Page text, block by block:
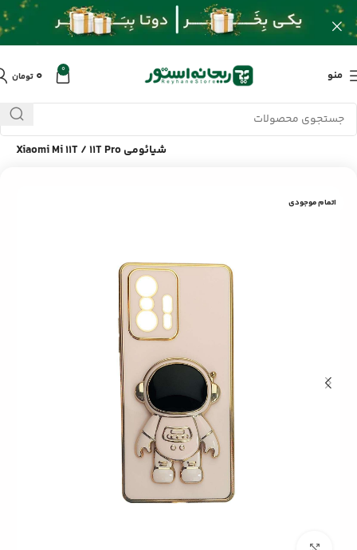
منو 0 ۰ تومان
خانه/محصولات/لوازم جانبی موبایل/
قاب My Case فضانورد گوشی
شیائومی Xiaomi Mi 11T / 11T Pro
اتمام موجودی